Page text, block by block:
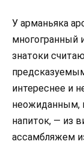
У арманьяка
многогранный
знатоки
интереснее и
неожиданным,
напиток, — из
ассамбляжем